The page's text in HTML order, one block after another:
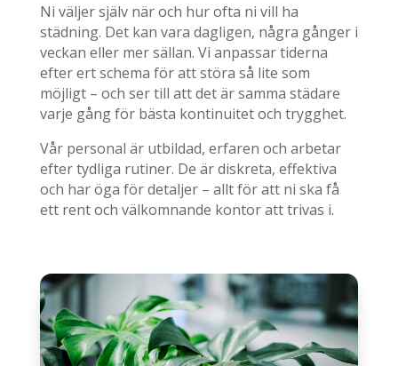
Ni väljer själv när och hur ofta ni vill ha
städning. Det kan vara dagligen, några gånger i
veckan eller mer sällan. Vi anpassar tiderna
efter ert schema för att störa så lite som
möjligt – och ser till att det är samma städare
varje gång för bästa kontinuitet och trygghet.
Vår personal är utbildad, erfaren och arbetar
efter tydliga rutiner. De är diskreta, effektiva
och har öga för detaljer – allt för att ni ska få
ett rent och välkomnande kontor att trivas i.